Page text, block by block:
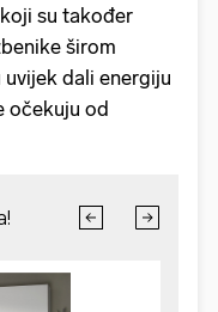
su također
širom
dali energiju
očekuju od